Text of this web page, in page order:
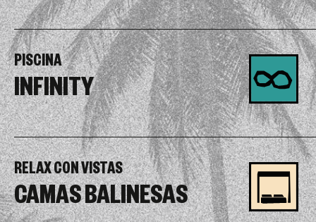
PISCINA
INFINITY
RELAX CON VISTAS
CAMAS BALINESAS